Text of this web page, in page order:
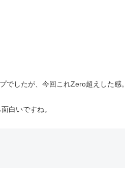
でしたが、今回これZero超えした感。
白いですね。